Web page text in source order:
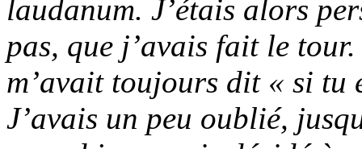
laudanum. J’étais alors
pas, que j’avais fait le
m’avait toujours dit « si tu
J’avais un peu oublié,